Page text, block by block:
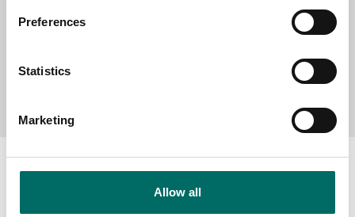
Preferences
Statistics
Marketing
Allow all